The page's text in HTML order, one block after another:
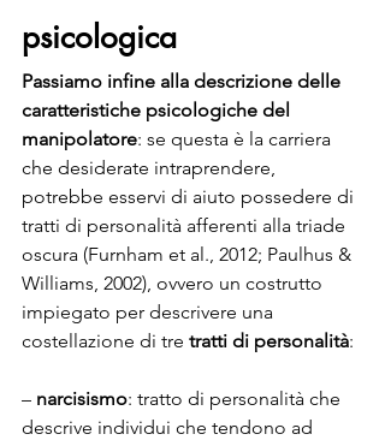
psicologica
Passiamo infine alla descrizione delle
caratteristiche psicologiche del
manipolatore: se questa è la carriera
che desiderate intraprendere,
potrebbe esservi di aiuto possedere di
tratti di personalità afferenti alla triade
oscura (Furnham et al., 2012; Paulhus &
Williams, 2002), ovvero un costrutto
impiegato per descrivere una
costellazione di tre tratti di personalità:
– narcisismo: tratto di personalità che
descrive individui che tendono ad